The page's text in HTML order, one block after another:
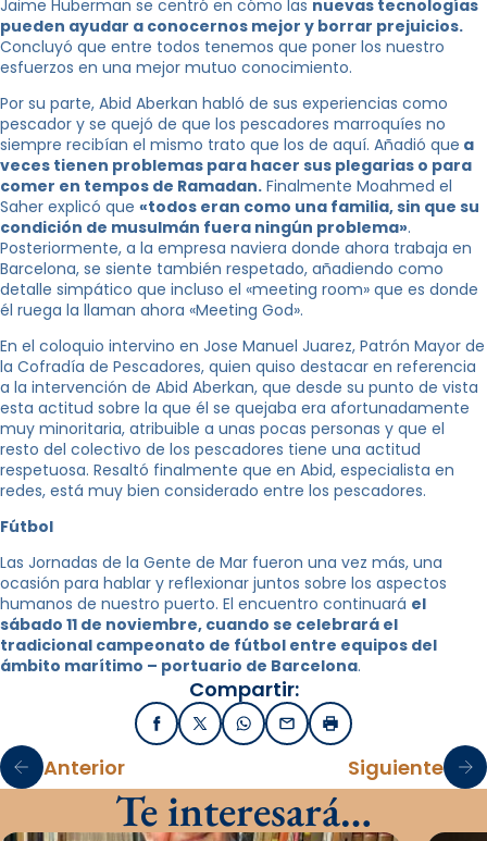
Jaime Huberman se centró en cómo las nuevas tecnologías
pueden ayudar a conocernos mejor y borrar prejuicios.
Concluyó que entre todos tenemos que poner los nuestro
esfuerzos en una mejor mutuo conocimiento.
Por su parte, Abid Aberkan habló de sus experiencias como
pescador y se quejó de que los pescadores marroquíes no
siempre recibían el mismo trato que los de aquí. Añadió que a
veces tienen problemas para hacer sus plegarias o para
comer en tempos de Ramadan. Finalmente Moahmed el
Saher explicó que «todos eran como una familia, sin que su
condición de musulmán fuera ningún problema».
Posteriormente, a la empresa naviera donde ahora trabaja en
Barcelona, ​​se siente también respetado, añadiendo como
detalle simpático que incluso el «meeting room» que es donde
él ruega la llaman ahora «Meeting God».
En el coloquio intervino en Jose Manuel Juarez, Patrón Mayor de
la Cofradía de Pescadores, quien quiso destacar en referencia
a la intervención de Abid Aberkan, que desde su punto de vista
esta actitud sobre la que él se quejaba era afortunadamente
muy minoritaria, atribuible a unas pocas personas y que el
resto del colectivo de los pescadores tiene una actitud
respetuosa. Resaltó finalmente que en Abid, especialista en
redes, está muy bien considerado entre los pescadores.
Fútbol
Las Jornadas de la Gente de Mar fueron una vez más, una
ocasión para hablar y reflexionar juntos sobre los aspectos
humanos de nuestro puerto. El encuentro continuará el
sábado 11 de noviembre, cuando se celebrará el
tradicional campeonato de fútbol entre equipos del
ámbito marítimo – portuario de Barcelona.
Compartir:
FacebookX / TwitterWhatsApp
EmailImprimir
Anterior Siguiente
Te interesará…